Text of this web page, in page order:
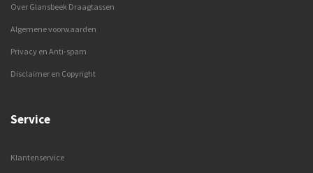
Over Glansbeek Draagtassen
Algemene voorwaarden
Privacy en Anti-spam
Disclaimer en Copyright
Service
Klantenservice